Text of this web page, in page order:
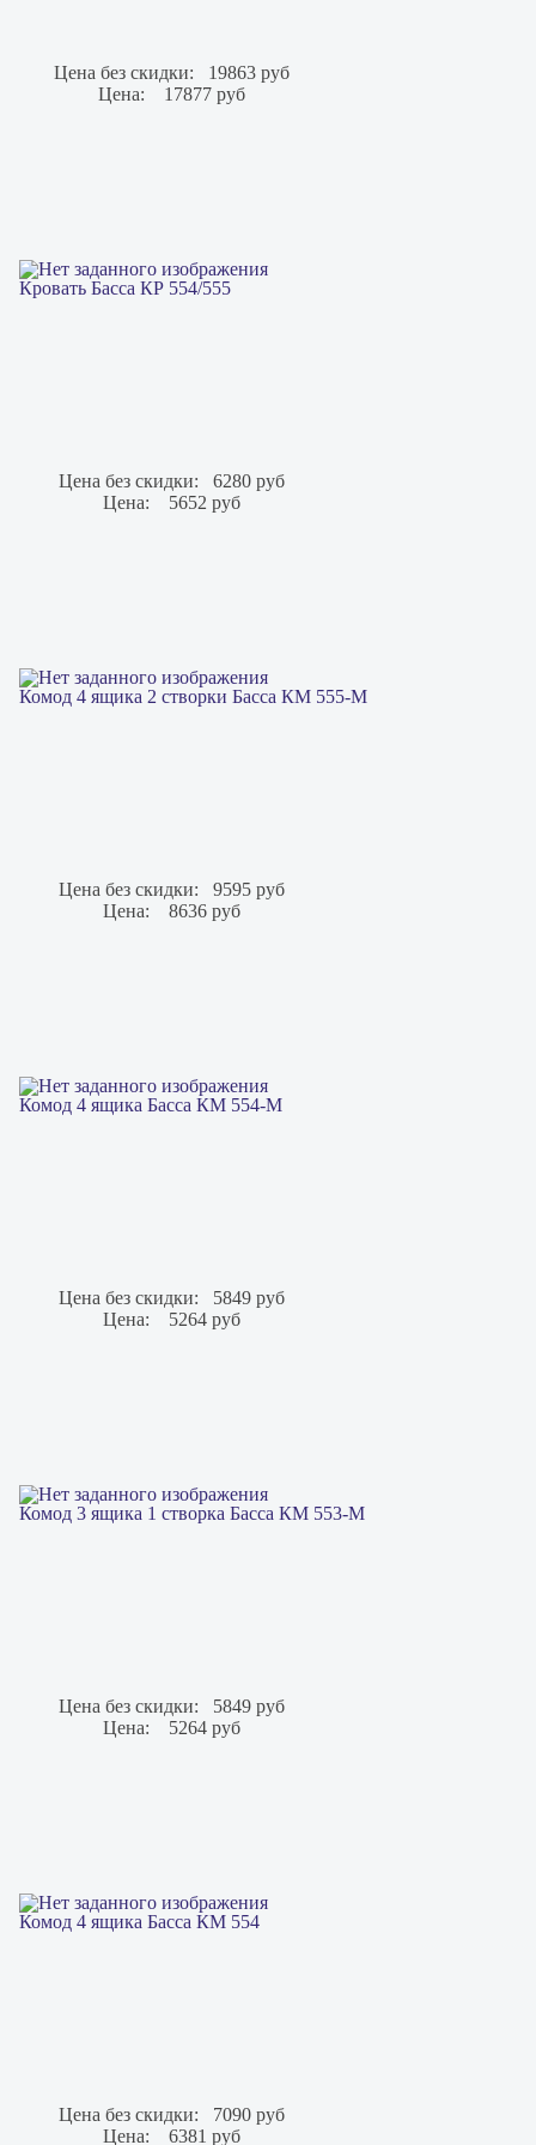
Цена без скидки:
19863 руб
Цена:
17877 руб
Кровать Басса КР 554/555
Цена без скидки:
6280 руб
Цена:
5652 руб
Комод 4 ящика 2 створки Басса КМ 555-М
Цена без скидки:
9595 руб
Цена:
8636 руб
Комод 4 ящика Басса КМ 554-М
Цена без скидки:
5849 руб
Цена:
5264 руб
Комод 3 ящика 1 створка Басса КМ 553-М
Цена без скидки:
5849 руб
Цена:
5264 руб
Комод 4 ящика Басса КМ 554
Цена без скидки:
7090 руб
Цена:
6381 руб